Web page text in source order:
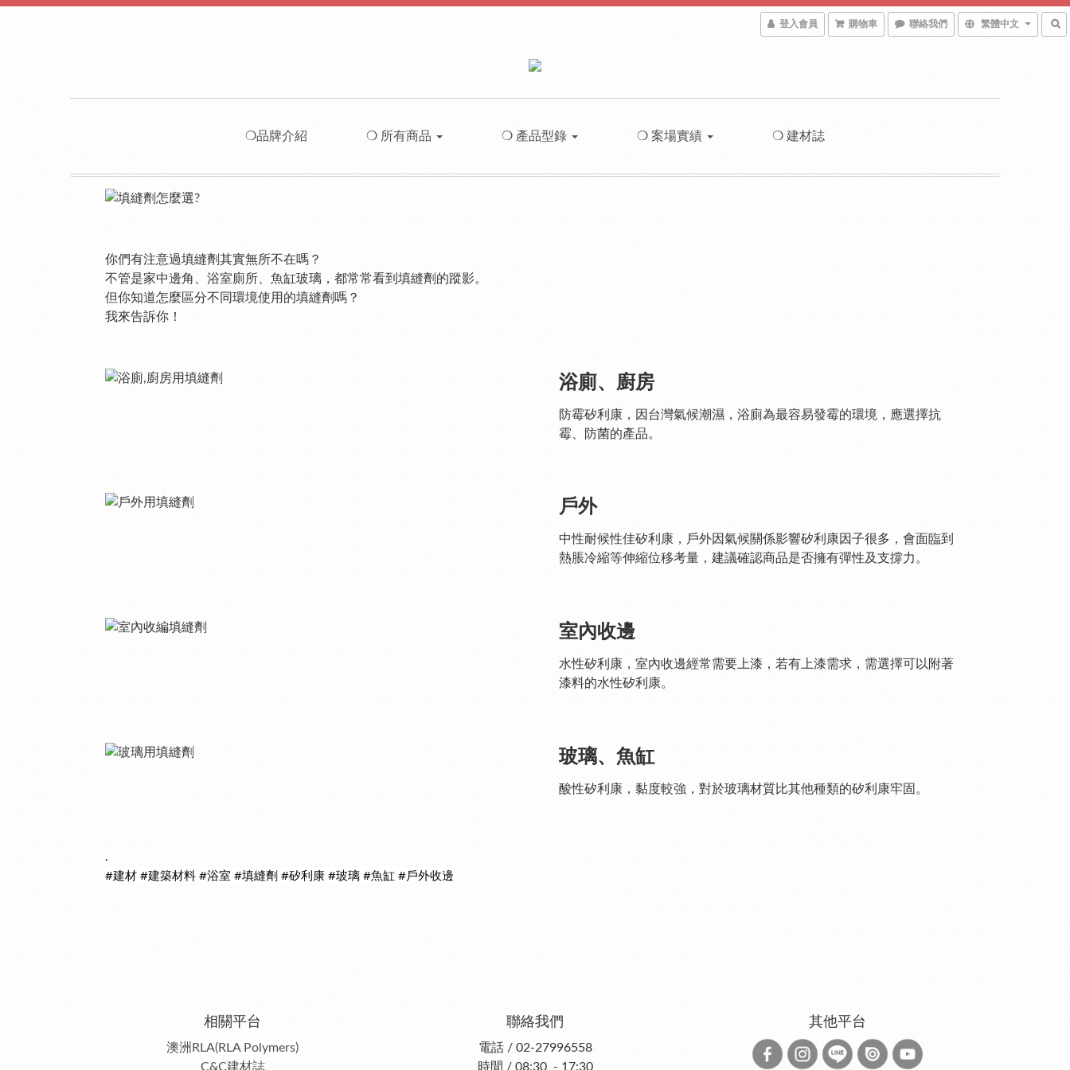
登入會員 購物車 聯絡我們 繁體中文
❍品牌介紹 ❍ 所有商品 ❍ 產品型錄 ❍ 案場實績 ❍ 建材誌
你們有注意過填縫劑其實無所不在嗎？
不管是家中邊角、浴室廁所、魚缸玻璃，都常常看到填縫劑的蹤影。
但你知道怎麼區分不同環境使用的填縫劑嗎？
我來告訴你！
浴廁、廚房
防霉矽利康，因台灣氣候潮濕，浴廁為最容易發霉的環境，應選擇抗
霉、防菌的產品。
戶外
中性耐候性佳矽利康，戶外因氣候關係影響矽利康因子很多，會面臨到
熱脹冷縮等伸縮位移考量，建議確認商品是否擁有彈性及支撐力。
室內收邊
水性矽利康，室內收邊經常需要上漆，若有上漆需求，需選擇可以附著
漆料的水性矽利康。
玻璃、魚缸
酸性矽利康，黏度較強，對於玻璃材質比其他種類的矽利康牢固。
.
#建材 #建築材料 #浴室 #填縫劑 #矽利康 #玻璃 #魚缸 #戶外收邊
相關平台
澳洲RLA(RLA Polymers)
C&C建材誌
聯絡我們
電話 / 02-27996558
時間 / 08:30 - 17:30
其他平台